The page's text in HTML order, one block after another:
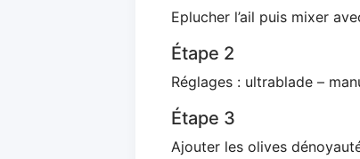
Eplucher l’ail puis mixer
Étape 2
Réglages : ultrablade –
Étape 3
Ajouter les olives